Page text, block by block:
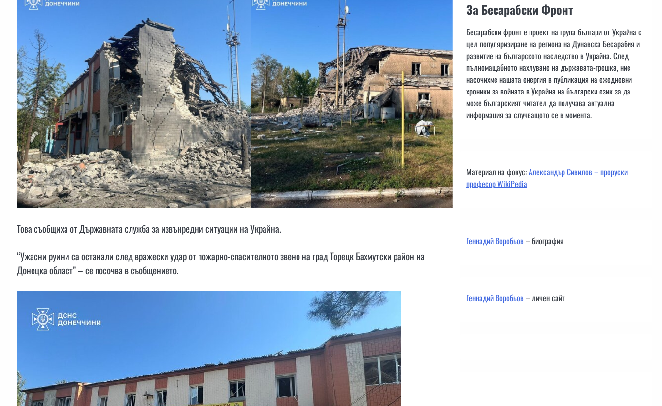
Това съобщиха от Държавната служба за извънредни ситуации на Украйна.
“Ужасни руини са останали след вражески удар от пожарно-спасителното звено на град Торецк Бахмутски район на
Донецка област” – се посочва в съобщението.
За Бесарабски Фронт
Бесарабски фронт е проект на група българи от Украйна с
цел популяризиране на региона на Дунавска Бесарабия и
развитие на българското наследство в Украйна. След
пълномащабното нахлуване на държавата-грешка, ние
насочихме нашата енергия в публикация на ежедневни
хроники за войната в Украйна на български език за да
може българският читател да получава актуална
информация за случващото се в момента.
Материал на фокус:Александър Сивилов – проруски
професор WikiPedia
Геннадий Воробьов– биография
Геннадий Воробьов– личен сайт